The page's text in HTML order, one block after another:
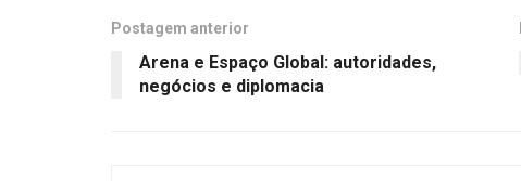
Postagem anterior
Arena e Espaço Global: autoridades,
negócios e diplomacia